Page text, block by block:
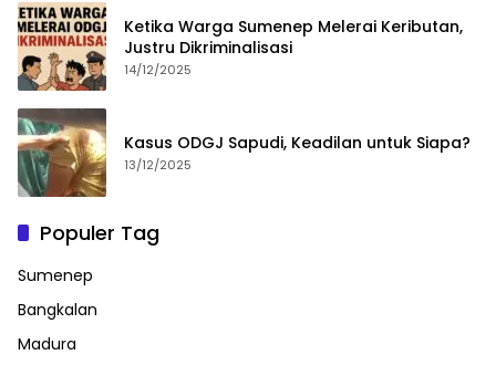
Ketika Warga Sumenep Melerai Keributan,
Justru Dikriminalisasi
14/12/2025
Kasus ODGJ Sapudi, Keadilan untuk Siapa?
13/12/2025
Populer Tag
Sumenep
Bangkalan
Madura